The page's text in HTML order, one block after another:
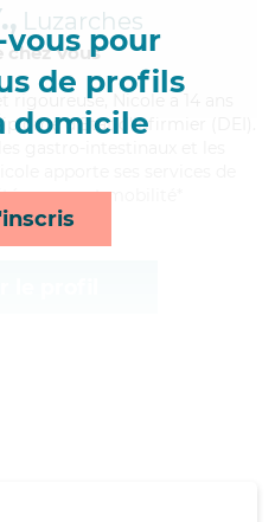
pour
de profils
domicile
Luzarches
chez Vous
rigoureuse, Nicole a 14 ans
d'Etat d'infirmier (DEI).
repas et mobilité*